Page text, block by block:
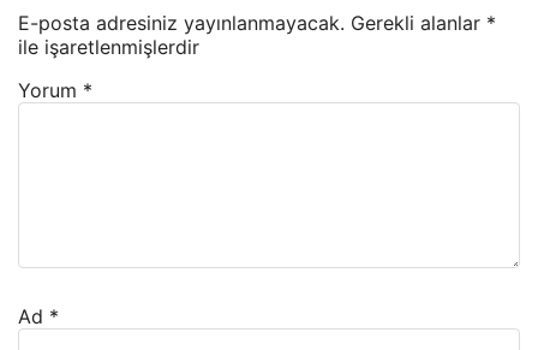
E-posta adresiniz yayınlanmayacak. Gerekli alanlar *
ile işaretlenmişlerdir
Yorum *
Ad *